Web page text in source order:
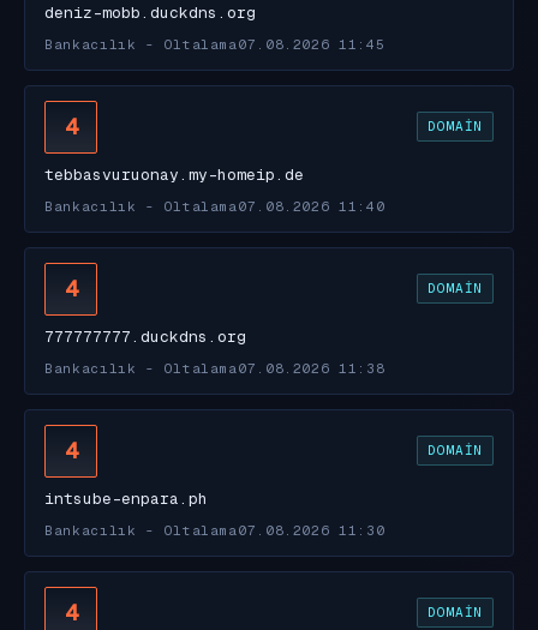
deniz-mobb.duckdns.org
Bankacılık - Oltalama 07.08.2026 11:45
4 DOMAIN
tebbasvuruonay.my-homeip.de
Bankacılık - Oltalama 07.08.2026 11:40
4 DOMAIN
777777777.duckdns.org
Bankacılık - Oltalama 07.08.2026 11:38
4 DOMAIN
intsube-enpara.ph
Bankacılık - Oltalama 07.08.2026 11:30
4 DOMAIN